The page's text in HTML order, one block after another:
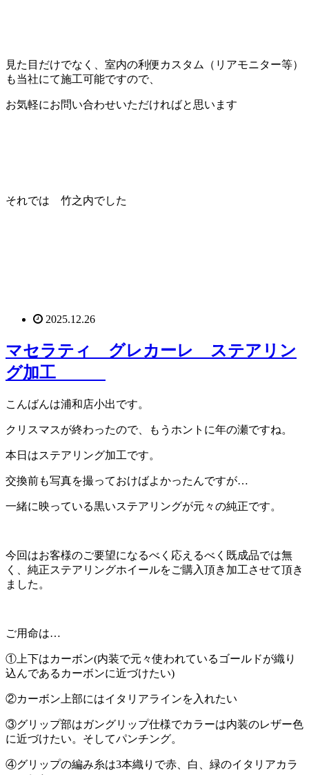
見た目だけでなく、室内の利便カスタム（リアモニター等）
も当社にて施工可能ですので、
お気軽にお問い合わせいただければと思います
それでは 竹之内でした
2025.12.26
マセラティ グレカーレ ステアリン
グ加工
こんばんは浦和店小出です。
クリスマスが終わったので、もうホントに年の瀬ですね。
本日はステアリング加工です。
交換前も写真を撮っておけばよかったんですが…
一緒に映っている黒いステアリングが元々の純正です。
今回はお客様のご要望になるべく応えるべく既成品では無
く、純正ステアリングホイールをご購入頂き加工させて頂き
ました。
ご用命は…
①上下はカーボン(内装で元々使われているゴールドが織り
込んであるカーボンに近づけたい)
②カーボン上部にはイタリアラインを入れたい
③グリップ部はガングリップ仕様でカラーは内装のレザー色
に近づけたい。そしてパンチング。
④グリップの編み糸は3本織りで赤、白、緑のイタリアカラ